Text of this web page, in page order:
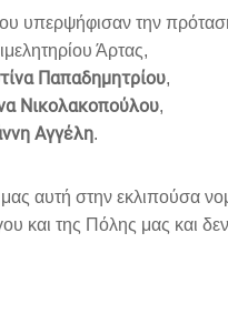
υπερψήφισαν την
Άρτας,
Παπαδημητρίου,
Νικολακοπούλου,
Αγγέλη.
αυτή στην εκλιπούσα
και της Πόλης μας και